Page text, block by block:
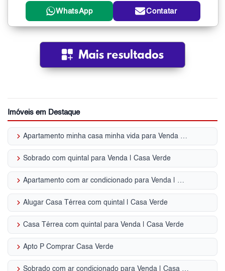
WhatsApp Contatar
Imóveis em Destaque
keyboard_arrow_right Apartamento minha casa minha vida para Venda | Casa Verde
keyboard_arrow_right Sobrado com quintal para Venda | Casa Verde
keyboard_arrow_right Apartamento com ar condicionado para Venda | Casa Verde
keyboard_arrow_right Alugar Casa Térrea com quintal | Casa Verde
keyboard_arrow_right Casa Térrea com quintal para Venda | Casa Verde
keyboard_arrow_right Apto P Comprar Casa Verde
Sobrado com ar condicionado para Venda | Casa Verde